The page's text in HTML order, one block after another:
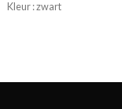
Kleur : zwart
niet inbegrepen